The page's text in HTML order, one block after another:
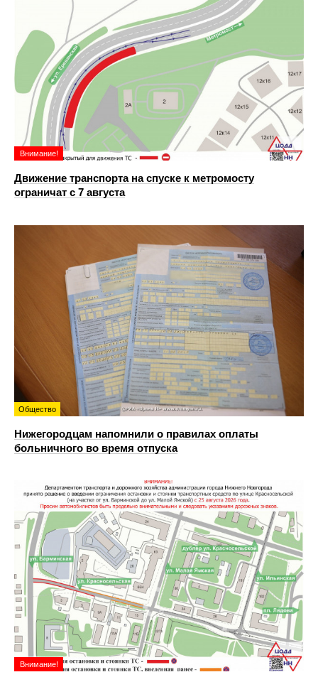
Внимание!
Движение транспорта на спуске к метромосту
ограничат с 7 августа
Общество
Нижегородцам напомнили о правилах оплаты
больничного во время отпуска
Внимание!